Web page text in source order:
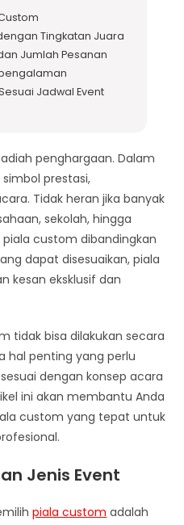
Tingkatan Juara
Jumlah Pesanan
Jadwal Event
penghargaan. Dalam
prestasi,
Tidak heran jika banyak
sekolah, hingga
custom dibandingkan
dapat disesuaikan, piala
kesan eksklusif dan
tidak bisa dilakukan secara
hal penting yang perlu
dengan konsep acara
ini akan membantu Anda
custom yang tepat untuk
Jenis Event
piala custom adalah